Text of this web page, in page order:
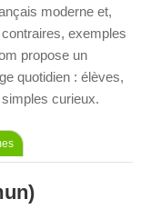
moderne et,
exemples
propose un
quotidien : élèves,
curieux.